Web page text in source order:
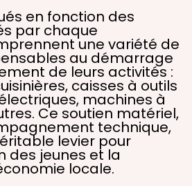
en fonction des
par chaque
une variété de
au démarrage
de leurs activités :
caisses à outils
machines à
Ce soutien matériel,
technique,
levier pour
des jeunes et la
locale.